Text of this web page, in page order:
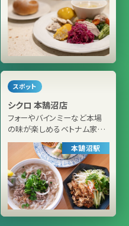
スポット
シクロ 本鵠沼店
フォーやバインミーなど本場
の味が楽しめるベトナム家庭
料理の専門店
本鵠沼駅